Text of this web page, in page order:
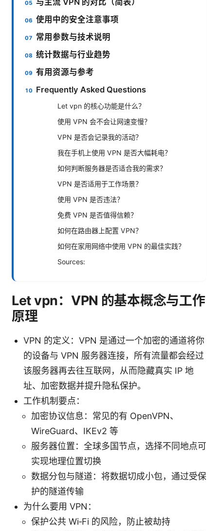
与主流 VPN 的对比（简表）
使用中的安全注意事项
常用参数与技术说明
统计数据与行业趋势
有用资源与参考
Frequently Asked Questions
Let vpn 的核心功能是什么？
使用 VPN 会不会让网速变慢？
VPN 是否会记录我的活动？
我在手机上使用 VPN 是否大幅耗电？
如何判断服务器是否适合我的需求？
VPN 是否适用于工作场景？
使用 VPN 是否违法？
免费 VPN 是否值得信赖？
如何在路由器上配置 VPN？
如何在家用网络中使用 VPN 的最佳实践？
Sources:
Let vpn：VPN 的基本概念与工作
原理
VPN 的定义：VPN 是通过一个加密的通道将你
的设备与 VPN 服务器连接，所有流量都会经过
该服务器再去往互联网，从而隐藏真实 IP 地
址、加密数据并提升隐私保护。
工作机制要点：
加密协议信息：常见的有 OpenVPN、
WireGuard、IKEv2 等
服务器位置：全球多国节点，选择不同地点可
实现地理位置切换
数据分包与隧道：将数据切成小包，通过受保
护的隧道传输
为什么要用 VPN：
保护公共 Wi‑Fi 的风险，防止被劫持